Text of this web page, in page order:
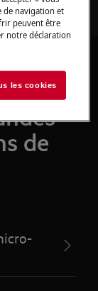
de
de navigation et
peuvent être
notre déclaration
les cookies